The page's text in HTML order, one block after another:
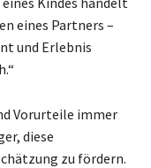
eines Partners –
und Erlebnis
Vorurteile immer
diese
zu fördern.